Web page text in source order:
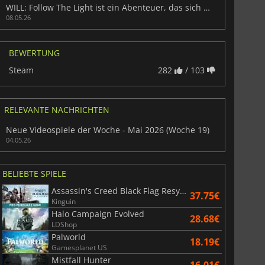
WARHAMMER 3 Lies Of P
WILL: Follow The Light ist ein Abenteuer, das sich zu spielen lohnt
08.05.26
BEWERTUNG
Steam
282 / 103
RELEVANTE NACHRICHTEN
Neue Videospiele der Woche - Mai 2026 (Woche 19)
04.05.26
BELIEBTE SPIELE
Assassin's Creed Black Flag Resynced
Kinguin 37.75€
Halo Campaign Evolved
LDShop 28.68€
Palworld
Gamesplanet US 18.19€
Mistfall Hunter